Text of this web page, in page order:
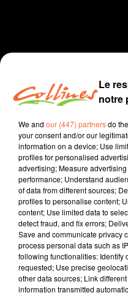
Info Deux Sèvres
15 février 2021
JOURNAL DU LUNDI 15
Collines la Radio
Info Deux Sèvres
Présenté par Fabien
- Après 10 ans de
cuisson devront fermer
La fédération
satisfaite
- Attention aux fuites
invisibles, elles peuvent
Le
notre
We and our (447) partnersdo
your consent and/or our
information on a device; Use
profiles for personalised
advertising; Measure
performance; Understand
of data from different sources;
profiles to personalise content;
content; Use limited data to
detect fraud, and fix errors;
Save and communicate privacy
process personal data such as
following functionalities: Identify
requested; Use precise
other data sources; Link
information transmitted